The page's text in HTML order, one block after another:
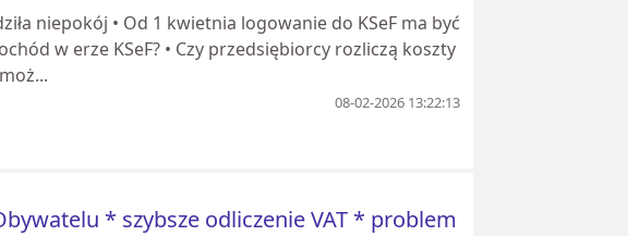
niepokój • Od 1 kwietnia logowanie do KSeF ma być
w erze KSeF? • Czy przedsiębiorcy rozliczą koszty
08-02-2026 13:22:13
* szybsze odliczenie VAT * problem